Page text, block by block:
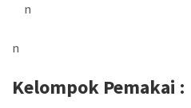
n
n
Kelompok Pemakai :